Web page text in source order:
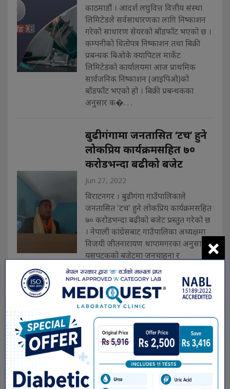
काठमाडौं । आदर्श लघुवित्त वित्तीय संस्था
लिमिटेडले सर्वसाधारणका लागि निष्काशन
गरेको साधारण सेयरको बाँडफाँट भएको छ ।
कम्पनीको धितोपत्र निष्काशन तथा बिक्री
प्रबन्धक बिओके क्यापिटल मार्केट
लिमिटेडको कार्यालयमा आज प्राथमिक
सार्वजनिक निष्काशन (आइपिओ)को
बाँडफाँट भएको हो । बिक्री प्रबन्धकका
अनुसार क�. . .
बुढीगंगामा जनतासित ‘टच’ हुने
लोकप्रिय कार्यक्रमसहित ७०
करोडभन्दा बढीको बजेट
Jun 27, 2022
विराटनगर । बुढीगंगा गाउँपालिकाले
जनतासित 'टच' हुने लोकप्रिय कार्यक्रमसहित
७० करोडभन्दा बढीको बजेट प्रस्तुत गरेको छ
। नेपाली कांग्रेसबाट गाउँपालिका अध्यक्षमा
विजयी जीतनारायण थापामगरका अनुसार
यसपटकको बजेटमा जनचाहना र
आवश्यकताअनुसार रकम परिचालन गरिएको
छ। जसअनुसार एक हजार गरिबका लागि
१० हजारको स्व. . .
सुनसरी-मोरङ करिडोरमा
उद्योगहरु बन्द हुने क्रम बढ्दो :
लगानीमा असुरक्षा मुख्य कारण
Jun 26, 2022
विराटनगर । केन्द्रिकृत आयात प्रतिस्थापन
×